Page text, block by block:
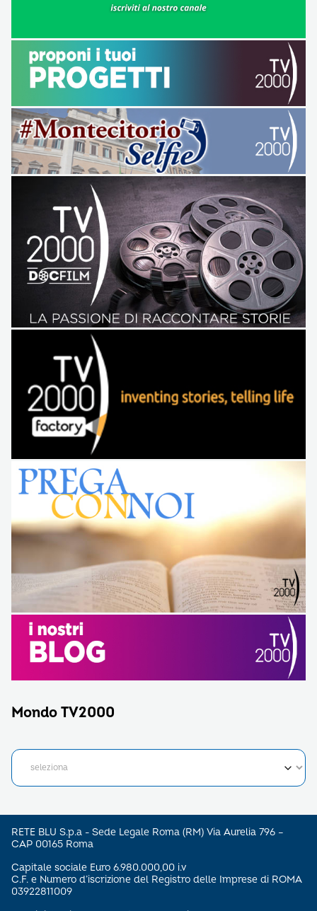
Mondo TV2000
RETE BLU S.p.a - Sede Legale Roma (RM) Via Aurelia 796 –
CAP 00165 Roma
Capitale sociale Euro 6.980.000,00 i.v
C.F. e Numero d’iscrizione del Registro delle Imprese di ROMA
03922811009